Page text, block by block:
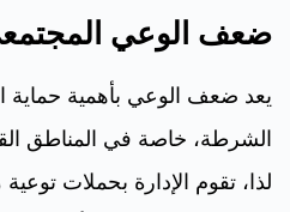
ضعف الوعي
يعد ضعف الوعي بأهمية حماية
الشرطة، خاصة في المناطق
لذا، تقوم الإدارة بحملات